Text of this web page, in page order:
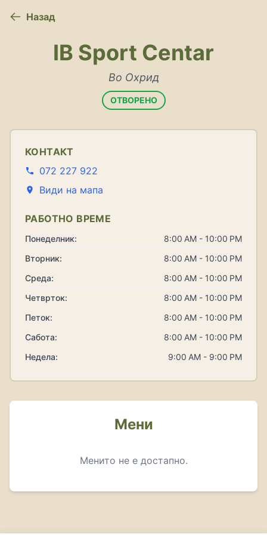
Назад
IB Sport Centar
Во Охрид
ОТВОРЕНО
КОНТАКТ
072 227 922
Види на мапа
РАБОТНО ВРЕМЕ
Понеделник:
8:00 AM - 10:00 PM
Вторник:
8:00 AM - 10:00 PM
Среда:
8:00 AM - 10:00 PM
Четврток:
8:00 AM - 10:00 PM
Петок:
8:00 AM - 10:00 PM
Сабота:
8:00 AM - 10:00 PM
Недела:
9:00 AM - 9:00 PM
Мени
Менито не е достапно.